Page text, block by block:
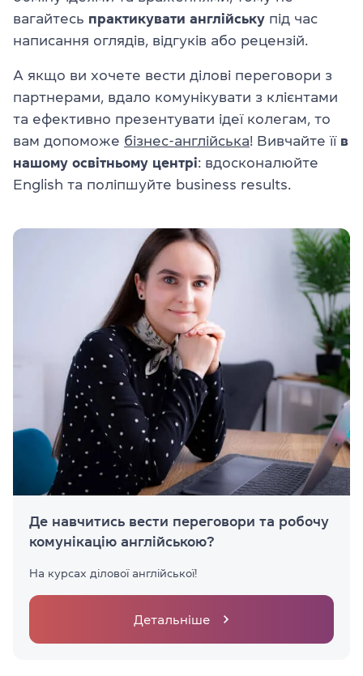
вагайтесь практикувати англійську під час
написання оглядів, відгуків або рецензій.
А якщо ви хочете вести ділові переговори з
партнерами, вдало комунікувати з клієнтами
та ефективно презентувати ідеї колегам, то
вам допоможе бізнес-англійська! Вивчайте її в
нашому освітньому центрі: вдосконалюйте
English та поліпшуйте business results.
Де навчитись вести переговори та робочу
комунікацію англійською?
На курсах ділової англійської!
Детальніше